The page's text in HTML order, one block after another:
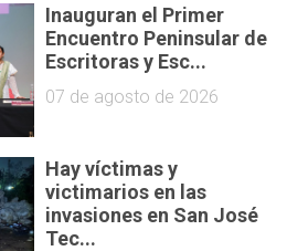
Inauguran el Primer
Encuentro Peninsular de
Escritoras y Esc...
07 de agosto de 2026
Hay víctimas y
victimarios en las
invasiones en San José
Tec...